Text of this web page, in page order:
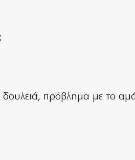
πρόβλημα με το